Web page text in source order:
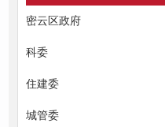
密云区政府
科委
住建委
城管委